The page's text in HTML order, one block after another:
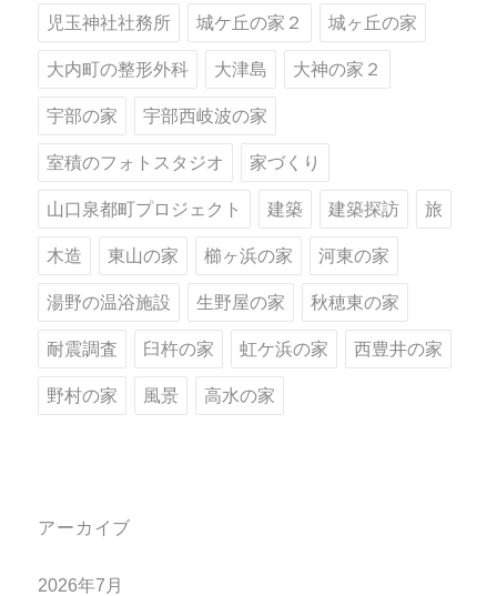
児玉神社社務所 城ケ丘の家２ 城ヶ丘の家
大内町の整形外科 大津島 大神の家２
宇部の家 宇部西岐波の家
室積のフォトスタジオ 家づくり
山口泉都町プロジェクト 建築 建築探訪 旅
木造 東山の家 櫛ヶ浜の家 河東の家
湯野の温浴施設 生野屋の家 秋穂東の家
耐震調査 臼杵の家 虹ケ浜の家 西豊井の家
野村の家 風景 高水の家
アーカイブ
2026年7月